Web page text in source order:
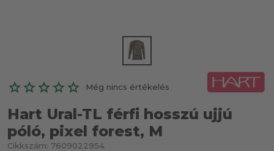
Még nincs értékelés
Hart Ural-TL férfi hosszú ujjú
póló, pixel forest, M
Cikkszám: 7609022954